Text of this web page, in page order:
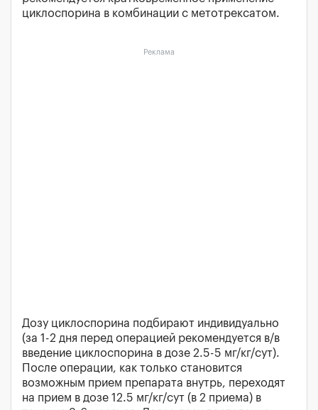
циклоспорина в комбинации с метотрексатом.
Реклама
Дозу циклоспорина подбирают индивидуально
(за 1-2 дня перед операцией рекомендуется в/в
введение циклоспорина в дозе 2.5-5 мг/кг/сут).
После операции, как только становится
возможным прием препарата внутрь, переходят
на прием в дозе 12.5 мг/кг/сут (в 2 приема) в